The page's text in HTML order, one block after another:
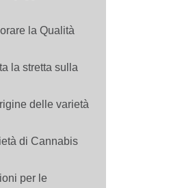
la Qualità
la stretta sulla
delle varietà
di Cannabis
per le